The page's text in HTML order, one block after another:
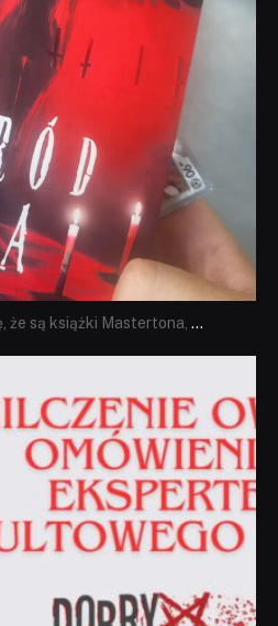
że są książki Mastertona, ...